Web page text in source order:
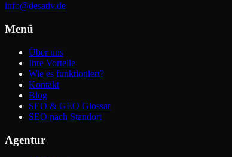
info@desativ.de
Menü
Über uns
Ihre Vorteile
Wie es funktioniert?
Kontakt
Blog
SEO & GEO Glossar
SEO nach Standort
Agentur